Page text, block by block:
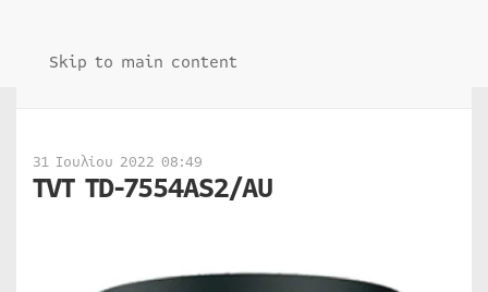
Skip to main content
31 Ιουλίου 2022 08:49
TVT TD-7554AS2/AU